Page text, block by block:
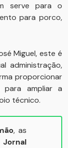
serve para o
para porco,
Miguel, este é
administração,
proporcionar
para ampliar a
técnico.
, as
Jornal